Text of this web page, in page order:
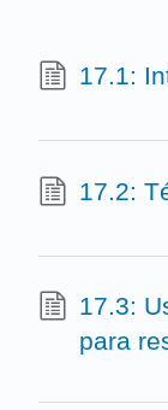
17.1:
17.2:
17.3:
para